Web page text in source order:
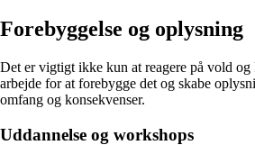
Forebyggelse og oplysning
Det er vigtigt ikke kun at reagere på vold og
arbejde for at forebygge det og skabe
omfang og konsekvenser.
Uddannelse og workshops